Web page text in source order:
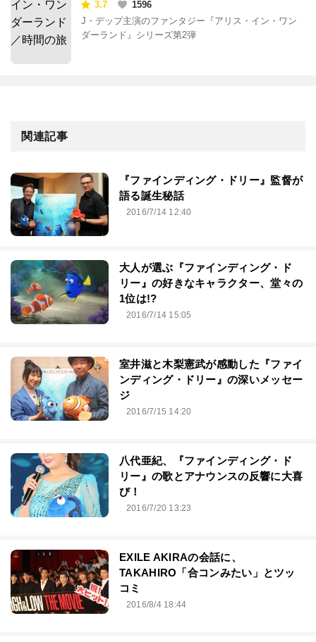
3.7
1596
J・デップ主演のファンタジー『アリス・イン・ワン
ダーランド』シリーズ第2弾
関連記事
『ファインディング・ドリー』監督が
語る誕生秘話
2016/7/14 12:40
大人が選ぶ『ファインディング・ド
リー』の好きなキャラクター、堂々の
1位は!?
2016/7/14 15:05
室井滋と木梨憲武が感動した『ファイ
ンディング・ドリー』の深いメッセー
ジ
2016/7/15 14:20
八代亜紀、『ファインディング・ド
リー』の歌とアナウンスの反響に大喜
び！
2016/7/20 13:23
EXILE AKIRAの会話に、
TAKAHIRO「合コンみたい」とツッ
コミ
2016/8/4 18:44